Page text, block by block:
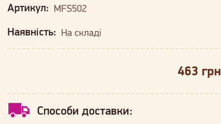
Артикул: MFS502
Наявність: На складі
463 грн
Способи доставки: